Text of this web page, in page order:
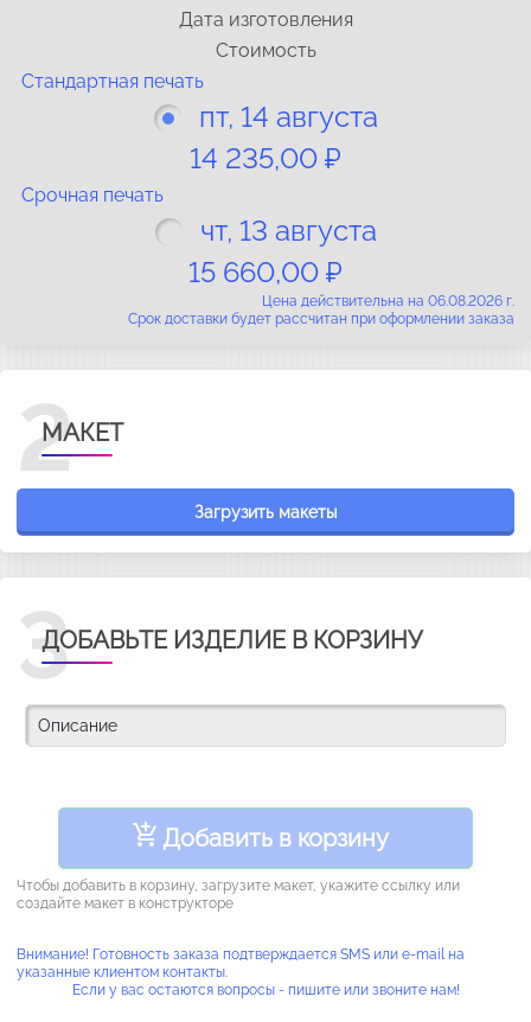
Дата изготовления
Стоимость
Cтандартная печать
пт, 14 августа
14 235,00 ₽
Срочная печать
чт, 13 августа
15 660,00 ₽
Цена действительна на 06.08.2026 г.
Срок доставки будет рассчитан при оформлении заказа
2
МАКЕТ
Загрузить макеты
3
ДОБАВЬТЕ ИЗДЕЛИЕ В КОРЗИНУ
Добавить в корзину
Чтобы добавить в корзину, загрузите макет, укажите ссылку или
создайте макет в конструкторе
Внимание! Готовность заказа подтверждается SMS или e-mail на
указанные клиентом контакты.
Если у вас остаются вопросы - пишите или звоните нам!